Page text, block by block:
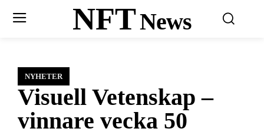
NFTNews
NYHETER
Visuell Vetenskap –
vinnare vecka 50